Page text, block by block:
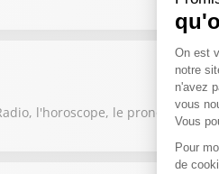
l'horoscope, le pronostic